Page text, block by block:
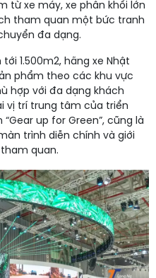
từ xe máy, xe phân khối lớn
tham quan một bức tranh
đa dạng.
1.500m2, hãng xe Nhật
phẩm theo các khu vực
hợp với đa dạng khách
vị trí trung tâm của triển
up for Green”, cũng là
trình diễn chính và giới
quan.